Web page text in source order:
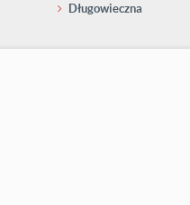
Długowieczna